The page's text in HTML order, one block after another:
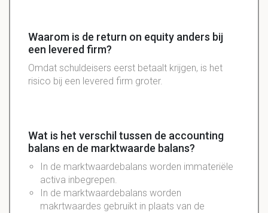
Waarom is de return on equity anders bij
een levered firm?
Omdat schuldeisers eerst betaalt krijgen, is het
risico bij een levered firm groter.
Wat is het verschil tussen de accounting
balans en de marktwaarde balans?
In de marktwaardebalans worden immateriële
activa inbegrepen.
In de marktwaardebalans worden
makrtwaardes gebruikt in plaats van de